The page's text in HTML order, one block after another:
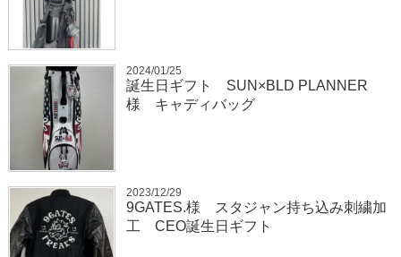
2024/01/25
誕生日ギフト SUN×BLD PLANNER
様 キャディバッグ
2023/12/29
9GATES.様 スタジャン持ち込み刺繍加
工 CEO誕生日ギフト